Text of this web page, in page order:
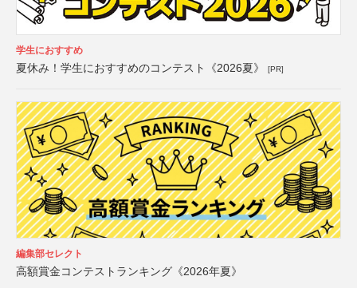
学生におすすめ
夏休み！学生におすすめのコンテスト《2026夏》 [PR]
編集部セレクト
高額賞金コンテストランキング《2026年夏》